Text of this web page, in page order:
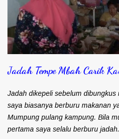
Blitar, Kediri, Malang dan
gambir. Kalau daerah Nganjuk,
Trenggalek menyebutnya opak
pernah dengar orang menyebut
nama apa? Kalau di Desa, opak
Oleh karena itu, setiap keluarga
meskip...
Jadah Tempe Mbah Carik
Jadah dikepeli sebelum dibungkus
saya biasanya berburu makanan
Mumpung pulang kampung. Bila
pertama saya selalu berburu